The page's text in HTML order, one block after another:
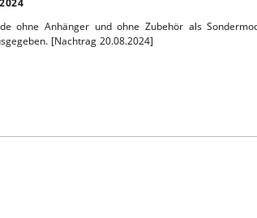
ohne Anhänger und ohne Zubehör als
[Nachtrag 20.08.2024]